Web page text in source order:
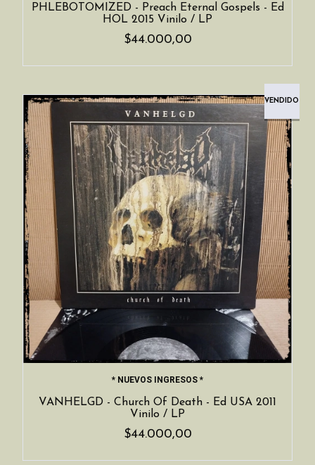
PHLEBOTOMIZED - Preach Eternal Gospels - Ed
HOL 2015 Vinilo / LP
$44.000,00
VENDIDO
* NUEVOS INGRESOS *
VANHELGD - Church Of Death - Ed USA 2011
Vinilo / LP
$44.000,00